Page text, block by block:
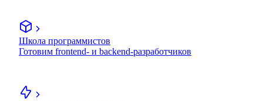
Школа программистов
Готовим frontend- и backend-разработчиков